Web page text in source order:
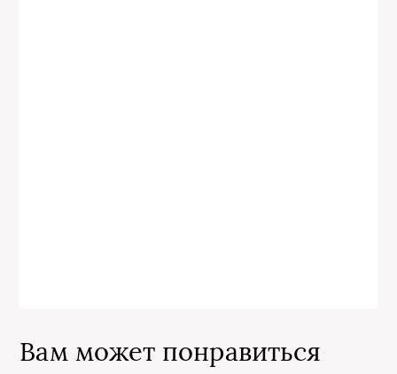
Вам может понравиться